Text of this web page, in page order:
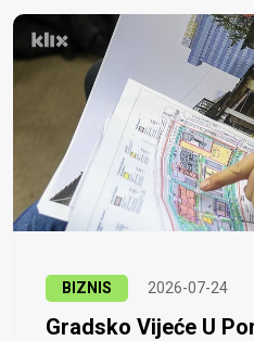
BIZNIS 2026-07-24
Gradsko Vijeće U